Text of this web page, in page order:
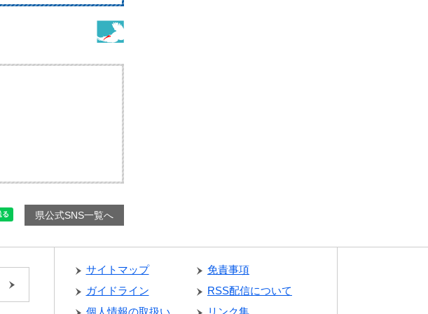
県公式SNS一覧へ
サイトマップ
免責事項
ガイドライン
RSS配信について